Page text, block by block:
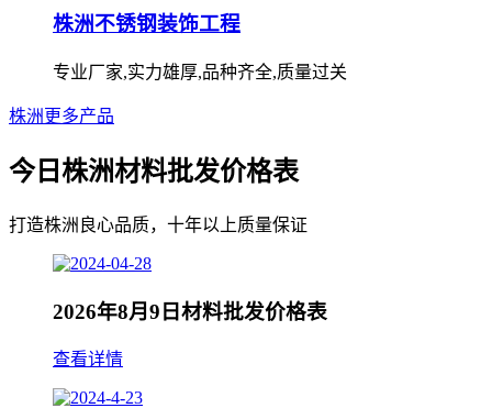
株洲不锈钢装饰工程
专业厂家,实力雄厚,品种齐全,质量过关
株洲更多产品
今日株洲材料批发价格表
打造株洲良心品质，十年以上质量保证
2026年8月9日材料批发价格表
查看详情